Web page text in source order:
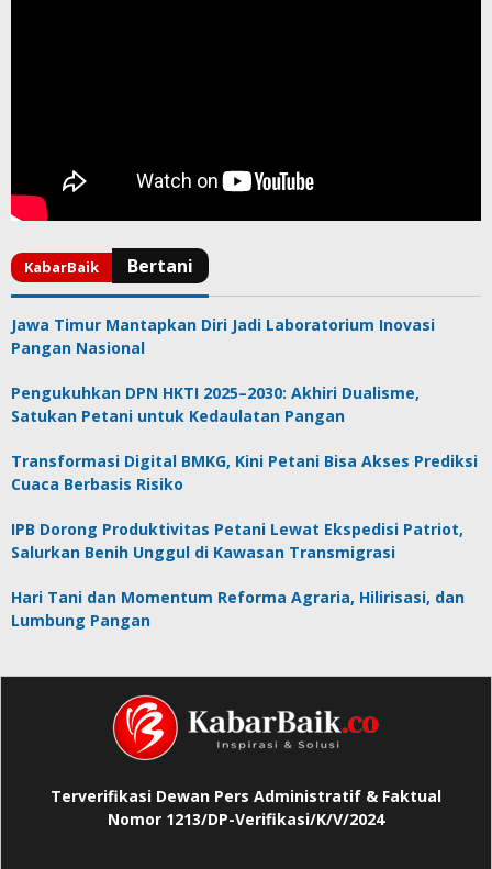
Jawa Timur Mantapkan Diri Jadi Laboratorium Inovasi
Pangan Nasional
Pengukuhkan DPN HKTI 2025–2030: Akhiri Dualisme,
Satukan Petani untuk Kedaulatan Pangan
Transformasi Digital BMKG, Kini Petani Bisa Akses Prediksi
Cuaca Berbasis Risiko
IPB Dorong Produktivitas Petani Lewat Ekspedisi Patriot,
Salurkan Benih Unggul di Kawasan Transmigrasi
Hari Tani dan Momentum Reforma Agraria, Hilirisasi, dan
Lumbung Pangan
Terverifikasi Dewan Pers Administratif & Faktual
Nomor 1213/DP-Verifikasi/K/V/2024